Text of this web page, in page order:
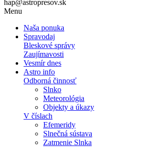
hap@astropresov.sk
Menu
Naša ponuka
Spravodaj
Bleskové správy
Zaujímavosti
Vesmír dnes
Astro info
Odborná činnosť
Slnko
Meteorológia
Objekty a úkazy
V číslach
Efemeridy
Slnečná sústava
Zatmenie Slnka